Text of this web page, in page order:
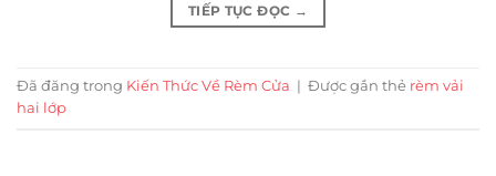
TIẾP TỤC ĐỌC →
Đã đăng trong Kiến Thức Về Rèm Cửa | Được gắn thẻ rèm vải
hai lớp